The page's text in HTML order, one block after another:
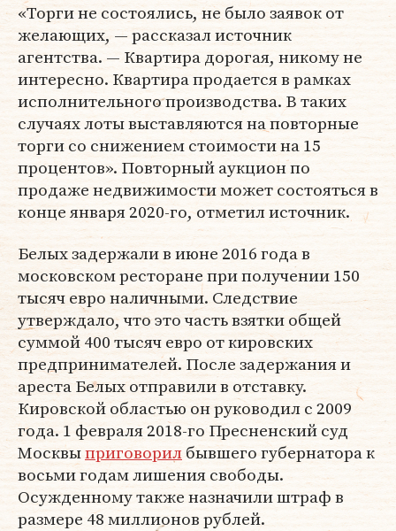
«Торги не состоялись, не было заявок от
желающих, — рассказал источник
агентства. — Квартира дорогая, никому не
интересно. Квартира продается в рамках
исполнительного производства. В таких
случаях лоты выставляются на повторные
торги со снижением стоимости на 15
процентов». Повторный аукцион по
продаже недвижимости может состояться в
конце января 2020-го, отметил источник.
Белых задержали в июне 2016 года в
московском ресторане при получении 150
тысяч евро наличными. Следствие
утверждало, что это часть взятки общей
суммой 400 тысяч евро от кировских
предпринимателей. После задержания и
ареста Белых отправили в отставку.
Кировской областью он руководил с 2009
года. 1 февраля 2018-го Пресненский суд
Москвыприговорилбывшего губернатора к
восьми годам лишения свободы.
Осужденному также назначили штраф в
размере 48 миллионов рублей.